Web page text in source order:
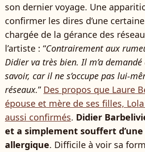
son dernier voyage. Une
confirmer les dires d’une
chargée de la gérance des
l’artiste : “Contrairement aux
Didier va très bien. Il m’a
savoir, car il ne s’occupe pas lui-
réseaux.” Des propos que Laure
épouse et mère de ses filles,
aussi confirmés. Didier
et a simplement souffert
allergique. Difficile à voir sa